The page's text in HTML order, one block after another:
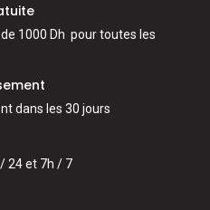
1000 Dh pour toutes les
dans les 30 jours
24 et 7h / 7